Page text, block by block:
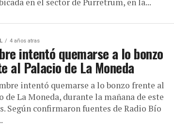
4 años atras
intentó quemarse a lo bonzo
al Palacio de La Moneda
intentó quemarse a lo bonzo frente al
de La Moneda, durante la mañana de este
Según confirmaron fuentes de Radio Bío